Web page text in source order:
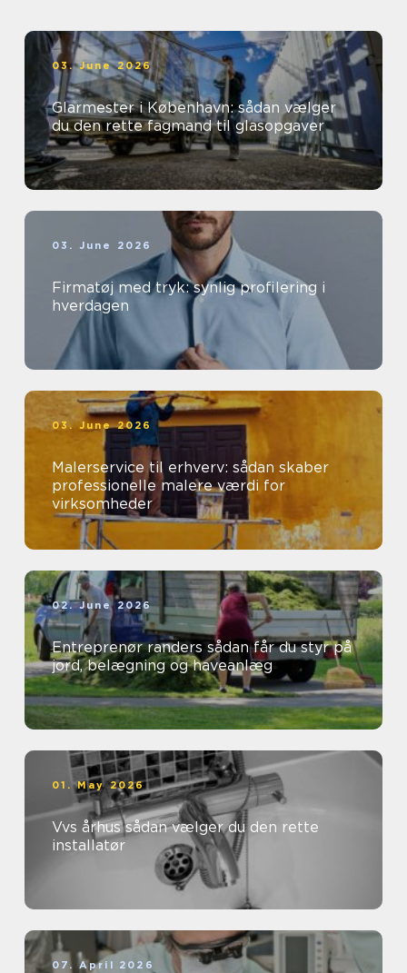
03. June 2026
Glarmester i København: sådan vælger
du den rette fagmand til glasopgaver
03. June 2026
Firmatøj med tryk: synlig profilering i
hverdagen
03. June 2026
Malerservice til erhverv: sådan skaber
professionelle malere værdi for
virksomheder
02. June 2026
Entreprenør randers sådan får du styr på
jord, belægning og haveanlæg
01. May 2026
Vvs århus sådan vælger du den rette
installatør
07. April 2026